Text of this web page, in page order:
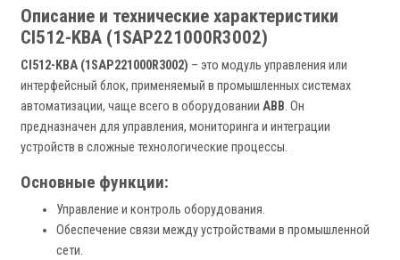
Описание и технические характеристики
CI512-KBA (1SAP221000R3002)
CI512-KBA (1SAP221000R3002) – это модуль управления или
интерфейсный блок, применяемый в промышленных системах
автоматизации, чаще всего в оборудовании ABB. Он
предназначен для управления, мониторинга и интеграции
устройств в сложные технологические процессы.
Основные функции:
Управление и контроль оборудования.
Обеспечение связи между устройствами в промышленной
сети.